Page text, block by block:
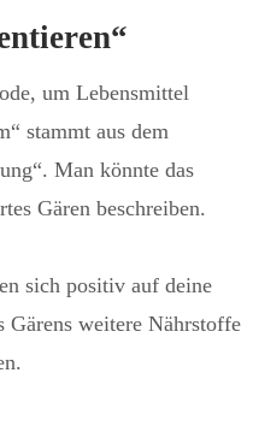
um Lebensmittel
stammt aus dem
Man könnte das
Gären beschreiben.
sich positiv auf deine
Gärens weitere Nährstoffe